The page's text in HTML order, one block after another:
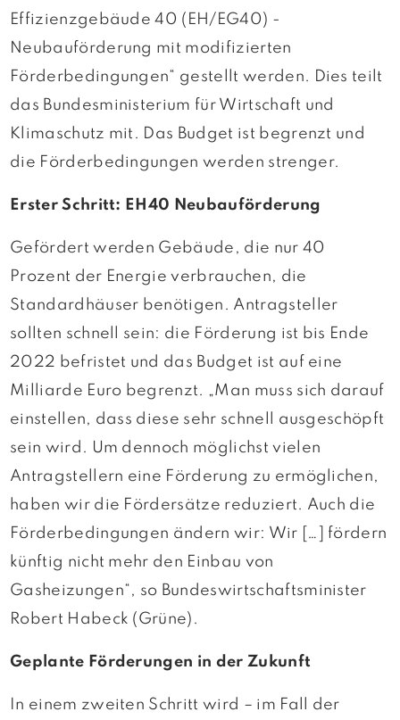
Effizienzgebäude 40 (EH/EG40) -
Neubauförderung mit modifizierten
Förderbedingungen“ gestellt werden. Dies teilt
das Bundesministerium für Wirtschaft und
Klimaschutz mit. Das Budget ist begrenzt und
die Förderbedingungen werden strenger.
Erster Schritt: EH40 Neubauförderung
Gefördert werden Gebäude, die nur 40
Prozent der Energie verbrauchen, die
Standardhäuser benötigen. Antragsteller
sollten schnell sein: die Förderung ist bis Ende
2022 befristet und das Budget ist auf eine
Milliarde Euro begrenzt. „Man muss sich darauf
einstellen, dass diese sehr schnell ausgeschöpft
sein wird. Um dennoch möglichst vielen
Antragstellern eine Förderung zu ermöglichen,
haben wir die Fördersätze reduziert. Auch die
Förderbedingungen ändern wir: Wir […] fördern
künftig nicht mehr den Einbau von
Gasheizungen“, so Bundeswirtschaftsminister
Robert Habeck (Grüne).
Geplante Förderungen in der Zukunft
In einem zweiten Schritt wird – im Fall der